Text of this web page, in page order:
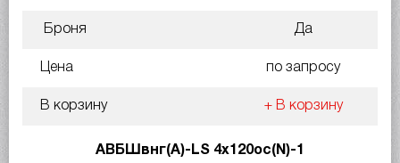
Броня Да
Цена по запросу
В корзину + В корзину
АВБШвнг(A)-LS 4х120ос(N)-1